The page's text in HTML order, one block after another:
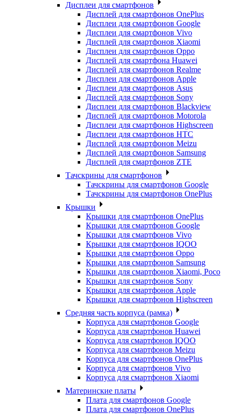
Дисплеи для смартфонов
Дисплей для смартфонов OnePlus
Дисплеи для смартфонов Google
Дисплеи для смартфонов Vivo
Дисплей для смартфонов Xiaomi
Дисплеи для смартфонов Oppo
Дисплей для смартфона Huawei
Дисплей для смартфонов Realme
Дисплеи для смартфонов Apple
Дисплеи для смартфонов Asus
Дисплей для смартфонов Sony
Дисплеи для смартфонов Blackview
Дисплей для смартфонов Motorola
Дисплеи для смартфонов Highscreen
Дисплеи для смартфонов HTC
Дисплей для смартфонов Meizu
Дисплей для смартфонов Samsung
Дисплей для смартфонов ZTE
Тачскрины для смартфонов
Тачскрины для смартфонов Google
Тачскрины для смартфонов OnePlus
Крышки
Крышки для смартфонов OnePlus
Крышки для смартфонов Google
Крышки для смартфонов Vivo
Крышки для смартфонов IQOO
Крышки для смартфонов Oppo
Крышки для смартфонов Samsung
Крышки для смартфонов Xiaomi, Poco
Крышки для смартфонов Sony
Крышки для смартфонов Apple
Крышки для смартфонов Highscreen
Средняя часть корпуса (рамка)
Корпуса для смартфонов Google
Корпуса для смартфонов Huawei
Корпуса для смартфонов IQOO
Корпуса для смартфонов Meizu
Корпуса для смартфонов OnePlus
Корпуса для смартфонов Vivo
Корпуса для смартфонов Xiaomi
Материнские платы
Плата для смартфонов Google
Плата для смартфонов OnePlus